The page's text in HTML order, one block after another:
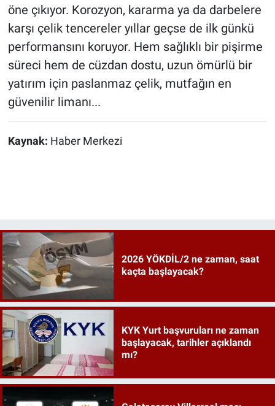
öne çıkıyor. Korozyon, kararma ya da darbelere
karşı çelik tencereler yıllar geçse de ilk günkü
performansını koruyor. Hem sağlıklı bir pişirme
süreci hem de cüzdan dostu, uzun ömürlü bir
yatırım için paslanmaz çelik, mutfağın en
güvenilir limanı...
Kaynak: Haber Merkezi
2026 YÖKDİL/2 ne zaman, saat
kaçta başlayacak?
KYK Yurt başvuruları ne zaman
başlayacak, tarihler açıklandı
mı?